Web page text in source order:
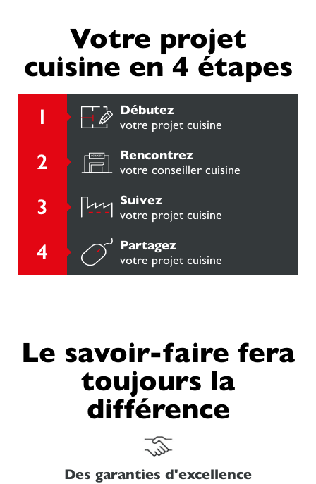
Votre projet
cuisine en 4 étapes
Débutez
votre projet cuisine
Rencontrez
votre conseiller cuisine
Suivez
votre projet cuisine
Partagez
votre projet cuisine
Le savoir-faire fera
toujours la
différence
Des garanties d'excellence